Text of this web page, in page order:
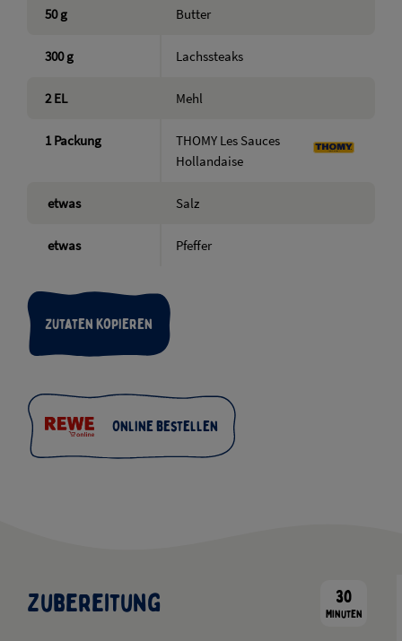
50 g Butter
300 g Lachssteaks
2 EL Mehl
1 Packung
THOMY Les Sauces
Hollandaise
etwas Salz
etwas Pfeffer
Online bestellen
Zutaten kopieren
Zubereitung 30
Minuten